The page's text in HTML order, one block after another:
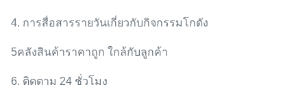
4. การสื่อสารรายวันเกี่ยวกับกิจกรรมโกดัง
5คลังสินค้าราคาถูก ใกล้กับลูกค้า
6. ติดตาม 24 ชั่วโมง